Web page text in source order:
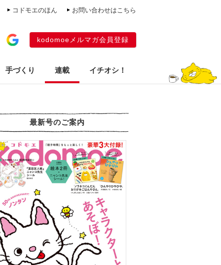
コドモエのほん お問い合わせはこちら
kodomoeメルマガ会員登録
手づくり 連載 イチオシ！
最新号のご案内